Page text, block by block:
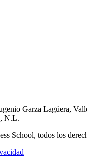
Garza Lagüera,
N.L.
School, todos los